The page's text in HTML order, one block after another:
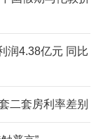
润4.38亿元 同比
二套房利率差别